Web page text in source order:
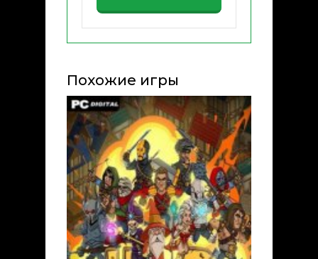
Похожие игры